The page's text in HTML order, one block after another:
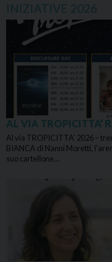
INIZIATIVE 2026
AL VIA TROPICITTA’
Al via TROPICITTA’ 2026 –
BIANCA di Nanni Moretti,
suo cartellone…